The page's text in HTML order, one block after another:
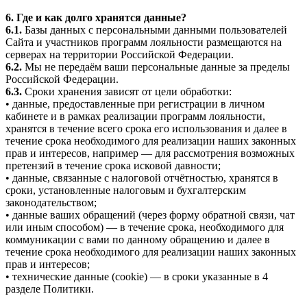
6. Где и как долго хранятся данные?
6.1. Базы данных с персональными данными пользователей
Сайта и участников программ лояльности размещаются на
серверах на территории Российской Федерации.
6.2. Мы не передаём ваши персональные данные за пределы
Российской Федерации.
6.3. Сроки хранения зависят от цели обработки:
• данные, предоставленные при регистрации в личном
кабинете и в рамках реализации программ лояльности,
хранятся в течение всего срока его использования и далее в
течение срока необходимого для реализации наших законных
прав и интересов, например — для рассмотрения возможных
претензий в течение срока исковой давности;
• данные, связанные с налоговой отчётностью, хранятся в
сроки, установленные налоговым и бухгалтерским
законодательством;
• данные ваших обращений (через форму обратной связи, чат
или иным способом) — в течение срока, необходимого для
коммуникации с вами по данному обращению и далее в
течение срока необходимого для реализации наших законных
прав и интересов;
• технические данные (cookie) — в сроки указанные в 4
разделе Политики.